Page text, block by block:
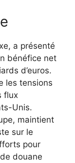
a présenté
bénéfice net
d’euros.
les tensions
flux
Unis.
maintient
sur le
pour
douane